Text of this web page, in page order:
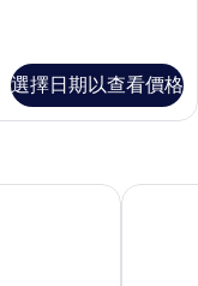
選擇日期以查看價格
裕園洋